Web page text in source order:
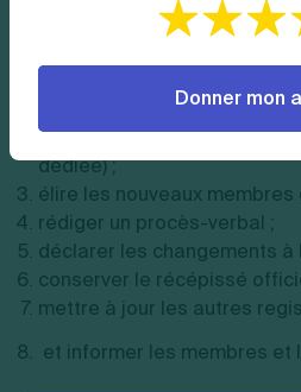
renouvellement soit valable
vérifier les statuts de
organiser une assemblée
dédiée) ;
élire les nouveaux membres
rédiger un procès-verbal ;
déclarer les changements à
conserver le récépissé
mettre à jour les autres
et informer les membres et
Donner mon